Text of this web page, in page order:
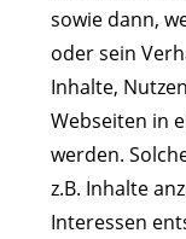
sowie dann,
oder sein
Inhalte,
Webseiten in
werden.
z.B. Inhalte
Interessen